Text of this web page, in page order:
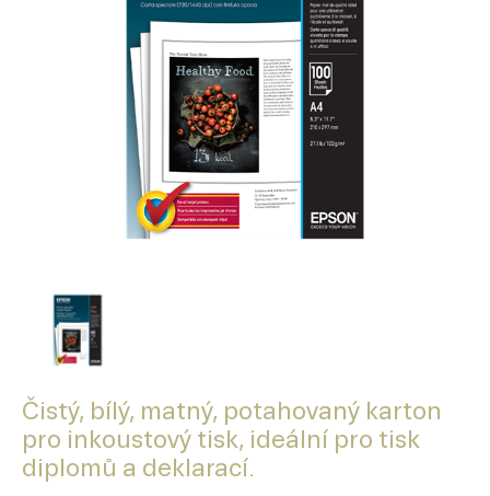
Čistý, bílý, matný, potahovaný karton
pro inkoustový tisk, ideální pro tisk
diplomů a deklarací.